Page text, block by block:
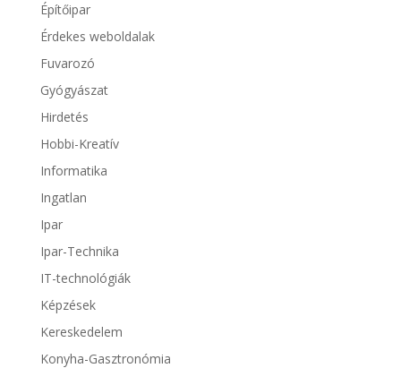
Építőipar
Érdekes weboldalak
Fuvarozó
Gyógyászat
Hirdetés
Hobbi-Kreatív
Informatika
Ingatlan
Ipar
Ipar-Technika
IT-technológiák
Képzések
Kereskedelem
Konyha-Gasztronómia